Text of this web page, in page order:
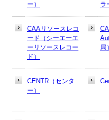
ー）
ラ
CAAリソースレコ
ード（シーエーエ
ーリソースレコー
ド）
局
CENTR（センタ
ー）